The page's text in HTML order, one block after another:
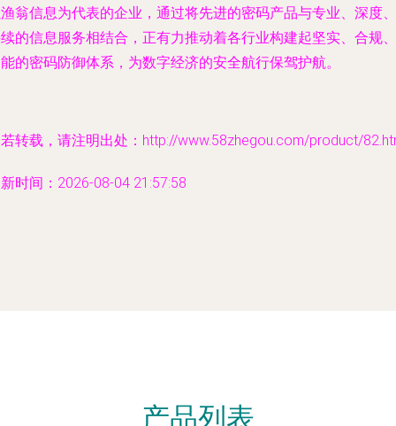
翁信息为代表的企业，通过将先进的密码产品与专业、深度、
的信息服务相结合，正有力推动着各行业构建起坚实、合规、
的密码防御体系，为数字经济的安全航行保驾护航。
转载，请注明出处：http://www.58zhegou.com/product/
时间：2026-08-04 21:57:58
产品列表